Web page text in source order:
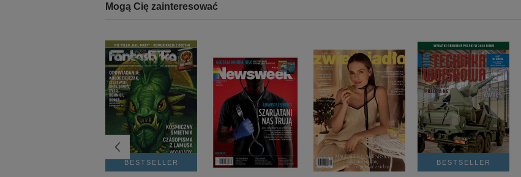
Mogą Cię zainteresować
BESTSELLER BESTSELLER